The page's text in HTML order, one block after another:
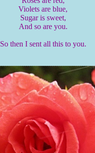
Violets are blue,
Sugar is sweet,
And so are you.
So then I sent all this to you.